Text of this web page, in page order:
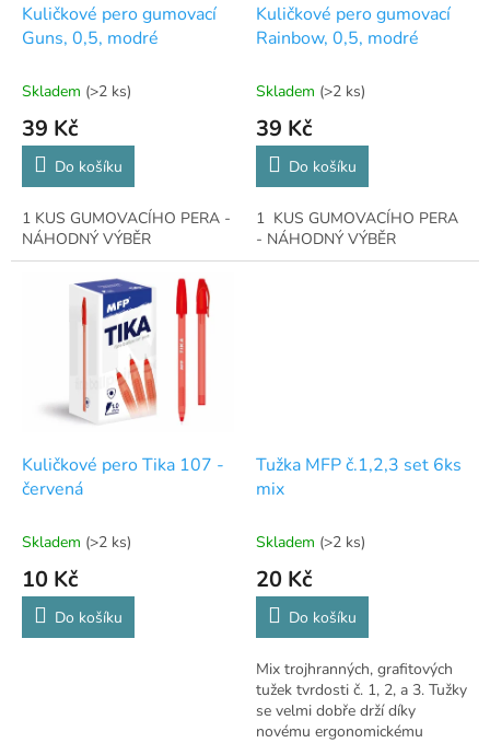
Kuličkové pero gumovací
Guns, 0,5, modré
Skladem (>2 ks)
39 Kč
Do košíku
1 KUS GUMOVACÍHO PERA -
NÁHODNÝ VÝBĚR
Kuličkové pero gumovací
Rainbow, 0,5, modré
Skladem (>2 ks)
39 Kč
Do košíku
1 KUS GUMOVACÍHO PERA
- NÁHODNÝ VÝBĚR
Kuličkové pero Tika 107 -
červená
Skladem (>2 ks)
10 Kč
Do košíku
Tužka MFP č.1,2,3 set 6ks
mix
Skladem (>2 ks)
20 Kč
Do košíku
Mix trojhranných, grafitových
tužek tvrdosti č. 1, 2, a 3. Tužky
se velmi dobře drží díky
novému ergonomickému